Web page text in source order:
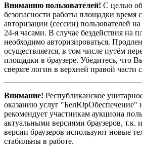
Вниманию пользователей! С целью
безопасности работы площадки время
авторизации (сессии) пользователей
24-я часами. В случае бездействия на
необходимо авторизироваться.
осуществляется, в том числе путём
площадки в браузере. Убедитесь, что
сверьте логин в верхней правой
Внимание! Республиканское
оказанию услуг "БелЮрОбеспечение"
рекомендует участникам аукциона
актуальными версиями браузеров, т.к.
версии браузеров используют новые
стабильны в работе.